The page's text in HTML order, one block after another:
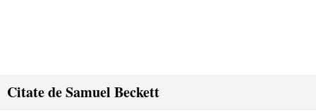
Citate de Samuel Beckett